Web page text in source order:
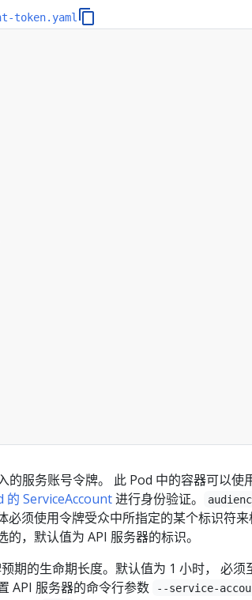
token.yaml
的服务账号令牌。 此 Pod 中的容器可以使
的 ServiceAccount进行身份验证。
必须使用令牌受众中所指定的某个标识符
，默认值为 API 服务器的标识。
期的生命期长度。默认值为 1 小时， 必须
API 服务器的命令行参数
--service-